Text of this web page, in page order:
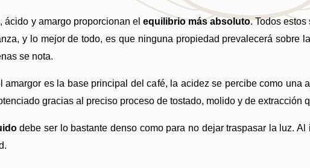
y amargo proporcionan el equilibrio más absoluto. Todos
y lo mejor de todo, es que ninguna propiedad prevalecerá sobre
se nota.
amargor es la base principal del café, la acidez se percibe como
gracias al preciso proceso de tostado, molido y de extracción
debe ser lo bastante denso como para no dejar traspasar la luz.